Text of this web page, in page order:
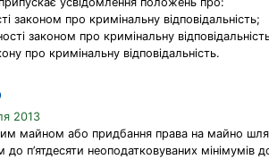
законом про кримінальну відповідальність;
законом про кримінальну
про кримінальну відповідальність.
2013
майном або придбання права на майно
до п’ятдесяти неоподатковуваних